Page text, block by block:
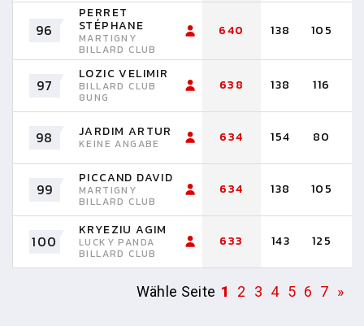
96
PERRET
STÉPHANE
MARTIGNY
BILLARD CLUB
640 138 105
97
LOZIC VELIMIR
BILLARD CLUB
8UNG
638 138 116
98 JARDIM ARTUR
KEINE ANGABE 634 154 80
99
PICCAND DAVID
MARTIGNY
BILLARD CLUB
634 138 105
100
KRYEZIU AGIM
LUCKY PANDA
BILLARD CLUB
633 143 125
Wähle Seite 1 2 3 4 5 6 7 »